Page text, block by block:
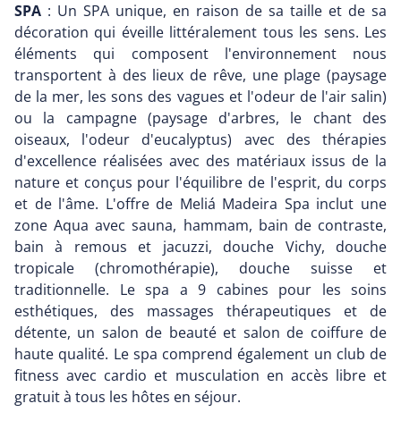
SPA : Un SPA unique, en raison de sa taille et de sa
décoration qui éveille littéralement tous les sens. Les
éléments qui composent l'environnement nous
transportent à des lieux de rêve, une plage (paysage
de la mer, les sons des vagues et l'odeur de l'air salin)
ou la campagne (paysage d'arbres, le chant des
oiseaux, l'odeur d'eucalyptus) avec des thérapies
d'excellence réalisées avec des matériaux issus de la
nature et conçus pour l'équilibre de l'esprit, du corps
et de l'âme. L'offre de Meliá Madeira Spa inclut une
zone Aqua avec sauna, hammam, bain de contraste,
bain à remous et jacuzzi, douche Vichy, douche
tropicale (chromothérapie), douche suisse et
traditionnelle. Le spa a 9 cabines pour les soins
esthétiques, des massages thérapeutiques et de
détente, un salon de beauté et salon de coiffure de
haute qualité. Le spa comprend également un club de
fitness avec cardio et musculation en accès libre et
gratuit à tous les hôtes en séjour.